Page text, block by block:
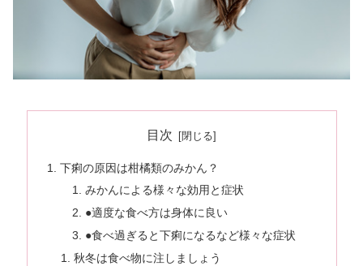
目次
下痢の原因は柑橘類のみかん？
みかんによる様々な効用と症状
●適度な食べ方は身体に良い
●食べ過ぎると下痢になるなど様々な症状
秋冬は食べ物に注しましょう